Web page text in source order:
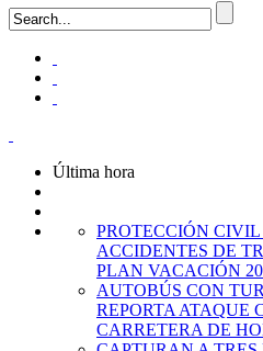
Última hora
PROTECCIÓN
ACCIDENTES DE
PLAN VACACIÓN
AUTOBÚS CON
REPORTA ATAQUE
CARRETERA DE